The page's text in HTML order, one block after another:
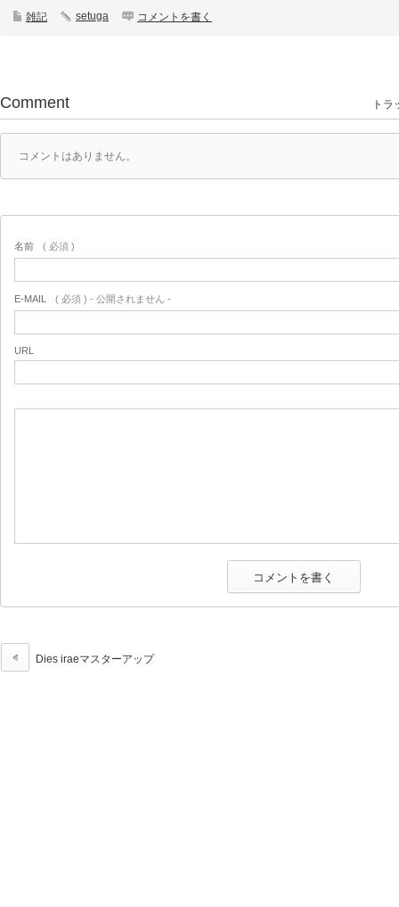
雑記 setuga コメントを書く
Comment トラ
コメントはありません。
名前 ( 必須 )
E-MAIL ( 必須 ) - 公開されません -
URL
Dies iraeマスターアップ